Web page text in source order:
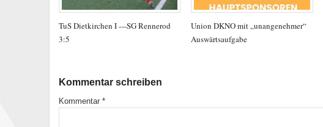
TuS Dietkirchen I —SG Rennerod
3:5
Union DKNO mit „unangenehmer“
Auswärtsaufgabe
Kommentar schreiben
Kommentar *